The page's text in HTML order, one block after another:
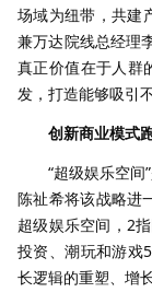
场域为纽带，共建
兼万达院线总经理
真正价值在于人群
发，打造能够吸引
创新商业模式
“超级娱乐空间
陈祉希将该战略进
超级娱乐空间，2
投资、潮玩和游戏
长逻辑的重塑、增